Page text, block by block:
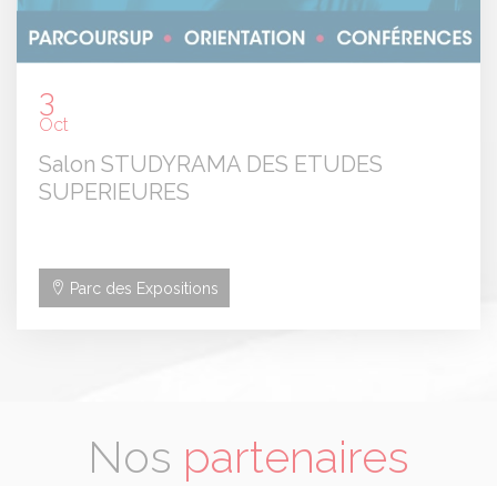
3
Oct
Salon STUDYRAMA DES ETUDES
SUPERIEURES
Parc des Expositions
Nos partenaires